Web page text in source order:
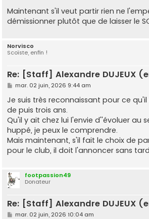
Maintenant s'il veut partir rien ne
démissionner plutôt que de laisser le
Norvisco
Scoïste, enfin !
Re: [Staff] Alexandre DUJEUX
M
s
s
a
g
e
mar. 02 juin, 2026 9:44 am
Je suis très reconnaissant pour ce
de puis trois ans.
Qu'il y ait chez lui l'envie d''évoluer au
huppé, je peux le comprendre.
Mais maintenant, s'il fait le choix de
pour le club, il doit l'annoncer sans
footpassion49
Donateur
Re: [Staff] Alexandre DUJEUX
M
mar. 02 juin, 2026 10:04 am